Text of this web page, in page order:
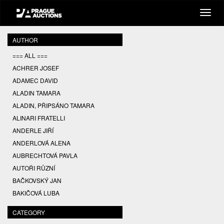
AUTHOR
=== ALL ===
ACHRER JOSEF
ADAMEC DAVID
ALADIN TAMARA
ALADIN, PŘIPSÁNO TAMARA
ALINARI FRATELLI
ANDERLE JIŘÍ
ANDERLOVÁ ALENA
AUBRECHTOVÁ PAVLA
AUTOŘI RŮZNÍ
BAČKOVSKÝ JAN
BAKIČOVÁ LUBA
BALCAR JIŘÍ
BALCAR KAREL
CATEGORY